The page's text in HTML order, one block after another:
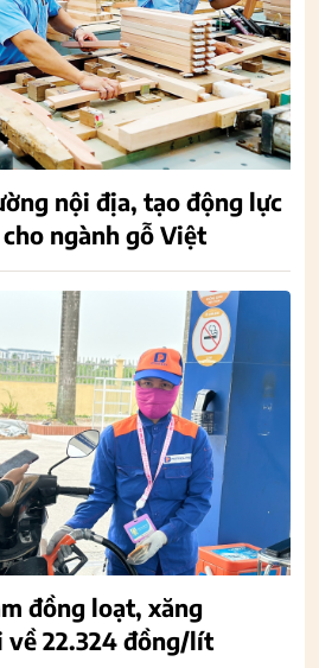
nội địa, tạo động lực
ngành gỗ Việt
đồng loạt, xăng
về 22.324 đồng/lít